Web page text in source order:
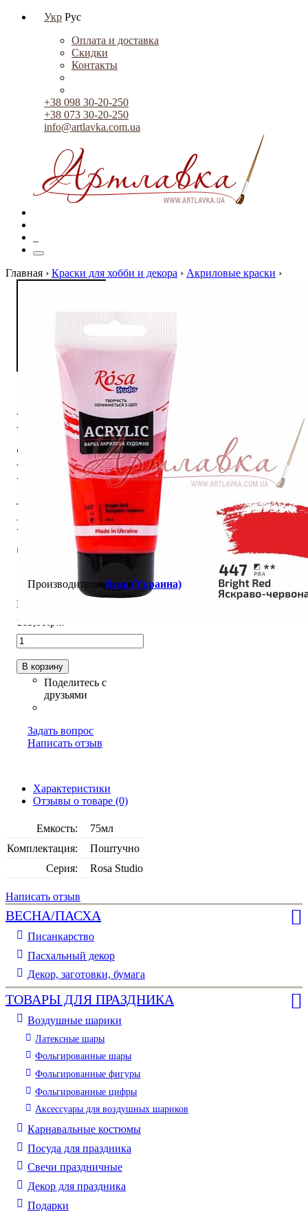
Укр Рус
Оплата и доставка
Скидки
Контакты
+38 098 30-20-250
+38 073 30-20-250
info@artlavka.com.ua
Главная › Краски для хобби и декора › Акриловые краски ›
Краска
акриловая
Rosa Studio,
Ярко-
красная
(447), 75мл
Rosa (Украина)
В наличии
165
В корзину
Задать вопрос
Написать отзыв
Характеристики
Отзывы о товаре (0)
Емкость:
75мл
Комплектация:
Поштучно
Серия:
Rosa Studio
Написать отзыв
ВЕСНА/ПАСХА
Писанкарство
Пасхальный декор
Декор, заготовки, бумага
ТОВАРЫ ДЛЯ ПРАЗДНИКА
Воздушные шарики
Латексные шары
Фольгированные шары
Фольгированные фигуры
Фольгированные цифры
Аксессуары для воздушных шариков
Карнавальные костюмы
Посуда для праздника
Свечи праздничные
Декор для праздника
Подарки